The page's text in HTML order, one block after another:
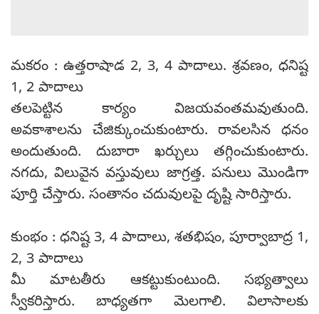
మకరం : ఉత్తరాషాడ 2, 3, 4 పాదాలు. శ్రవణం, ధనిష్ట
1, 2 పాదాలు
తలపెట్టిన కార్యం విజయవంతమవుతుంది.
అవకాశాలను చేజిక్కుంచుకుంటారు. రావలసిన ధనం
అందుతుంది. దుబారా ఖర్చులు తగ్గించుకుంటారు.
నగదు, విలువైన వస్తువులు జాగ్రత్త. పనులు మొండిగా
పూర్తి చేస్తారు. సంతానం చదువులపై దృష్టి సారిస్తారు.
కుంభం : ధనిష్ట 3, 4 పాదాలు, శతభిషం, పూర్వాబాద్ర 1,
2, 3 పాదాలు
మీ మాటతీరు ఆకట్టుకుంటుంది. సభ్యత్వాలు
స్వీకరిస్తారు. బాధ్యతగా మెలగాలి. విలాసాలకు